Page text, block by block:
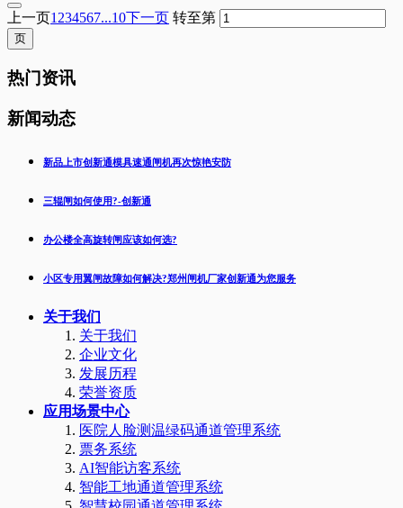
上一页1 234567...10下一页 转至第
热门资讯
新闻动态
新品上市创新通模具速通闸机再次惊艳安防
三辊闸如何使用?-创新通
办公楼全高旋转闸应该如何选?
小区专用翼闸故障如何解决?郑州闸机厂家创新通为您服务
关于我们
关于我们
企业文化
发展历程
荣誉资质
应用场景中心
医院人脸测温绿码通道管理系统
票务系统
AI智能访客系统
智能工地通道管理系统